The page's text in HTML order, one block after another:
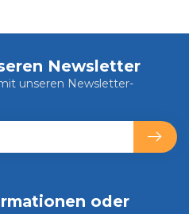
oder
Newsletter
unseren Newsletter-